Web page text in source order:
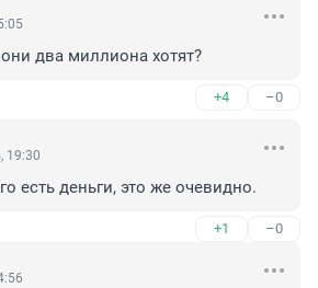
два миллиона хотят?
+4 –0
19:30
есть деньги, это же очевидно.
+1 –0